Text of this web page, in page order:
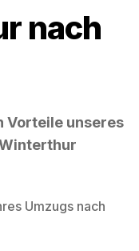
nach
Vorteile unseres
Umzugs nach